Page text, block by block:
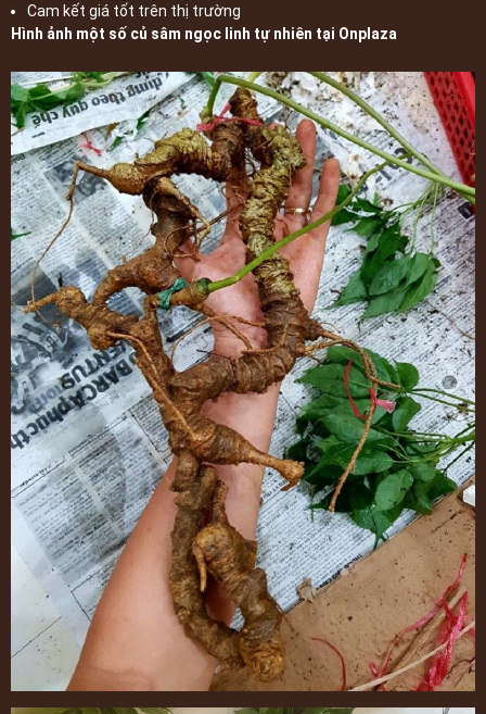
Cam kết giá tốt trên thị trường
Hình ảnh một số củ sâm ngọc linh tự nhiên tại Onplaza